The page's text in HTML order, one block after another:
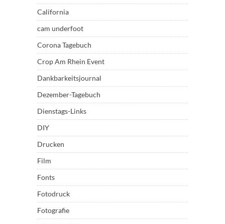
California
cam underfoot
Corona Tagebuch
Crop Am Rhein Event
Dankbarkeitsjournal
Dezember-Tagebuch
Dienstags-Links
DIY
Drucken
Film
Fonts
Fotodruck
Fotografie